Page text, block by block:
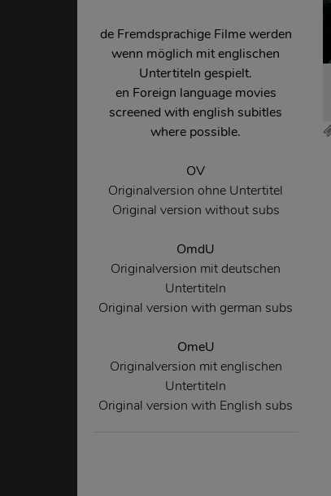
de Fremdsprachige Filme werden
wenn möglich mit englischen
Untertiteln gespielt.
en Foreign language movies
screened with english subitles
where possible.
OV
Originalversion ohne Untertitel
Original version without subs
OmdU
Originalversion mit deutschen
Untertiteln
Original version with german subs
OmeU
Originalversion mit englischen
Untertiteln
Original version with English subs